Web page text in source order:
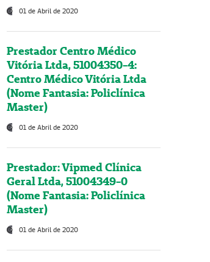
01 de Abril de 2020
Prestador Centro Médico
Vitória Ltda, 51004350-4:
Centro Médico Vitória Ltda
(Nome Fantasia: Policlínica
Master)
01 de Abril de 2020
Prestador: Vipmed Clínica
Geral Ltda, 51004349-0
(Nome Fantasia: Policlínica
Master)
01 de Abril de 2020